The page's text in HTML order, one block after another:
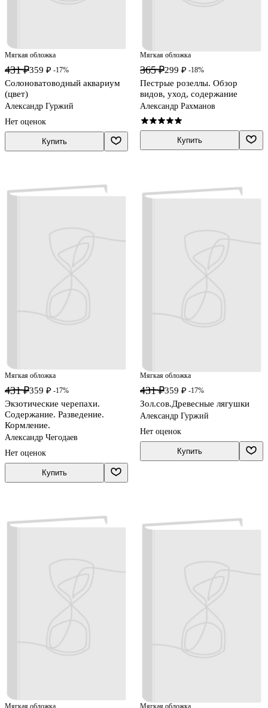
Мягкая обложка
431 ₽359 ₽ -17%
Солоноватоводный аквариум
(цвет)
Александр Гуржий
Нет оценок
Купить
Мягкая обложка
365 ₽299 ₽ -18%
Пестрые розеллы. Обзор
видов, уход, содержание
Александр Рахманов
Купить
Мягкая обложка
431 ₽359 ₽ -17%
Экзотические черепахи.
Содержание. Разведение.
Кормление.
Александр Чегодаев
Нет оценок
Купить
Мягкая обложка
431 ₽359 ₽ -17%
Зол.сов.Древесные лягушки
Александр Гуржий
Нет оценок
Купить
Мягкая обложка Мягкая обложка